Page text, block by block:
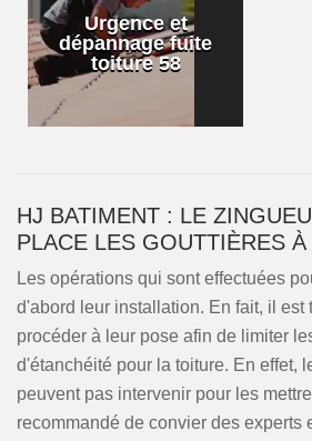
Urgence et
dépannage fuite
toiture 58
HJ BATIMENT : LE
PLACE LES GOUTTIÈRES
Les opérations qui sont effectuées
d'abord leur installation. En fait, il est
procéder à leur pose afin de limiter
d'étanchéité pour la toiture. En effet,
peuvent pas intervenir pour les
recommandé de convier des experts